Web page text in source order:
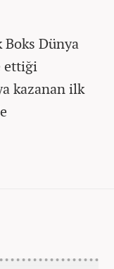
Boks Dünya
ettiği
kazanan ilk